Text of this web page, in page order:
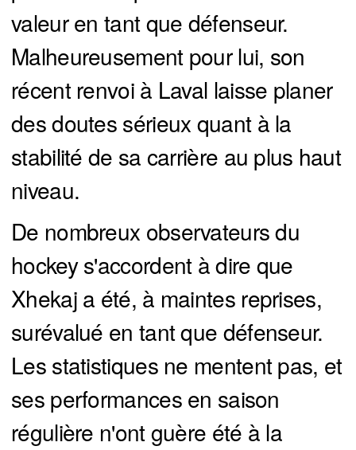
valeur en tant que défenseur.
Malheureusement pour lui, son
récent renvoi à Laval laisse planer
des doutes sérieux quant à la
stabilité de sa carrière au plus haut
niveau.
De nombreux observateurs du
hockey s'accordent à dire que
Xhekaj a été, à maintes reprises,
surévalué en tant que défenseur.
Les statistiques ne mentent pas, et
ses performances en saison
régulière n'ont guère été à la